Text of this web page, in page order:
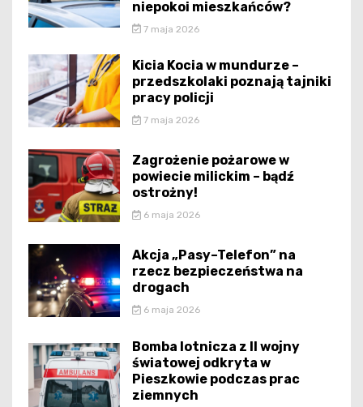
niepokoi mieszkańców?
7 maja 2026
Kicia Kocia w mundurze –
przedszkolaki poznają tajniki
pracy policji
7 maja 2026
Zagrożenie pożarowe w
powiecie milickim – bądź
ostrożny!
6 maja 2026
Akcja „Pasy–Telefon” na
rzecz bezpieczeństwa na
drogach
6 maja 2026
Bomba lotnicza z II wojny
światowej odkryta w
Pieszkowie podczas prac
ziemnych